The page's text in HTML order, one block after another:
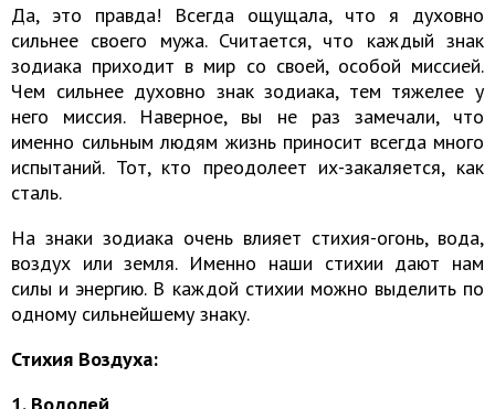
Да, это правда! Всегда ощущала, что я духовно
сильнее своего мужа. Считается, что каждый знак
зодиака приходит в мир со своей, особой миссией.
Чем сильнее духовно знак зодиака, тем тяжелее у
него миссия. Наверное, вы не раз замечали, что
именно сильным людям жизнь приносит всегда много
испытаний. Тот, кто преодолеет их-закаляется, как
сталь.
На знаки зодиака очень влияет стихия-огонь, вода,
воздух или земля. Именно наши стихии дают нам
силы и энергию. В каждой стихии можно выделить по
одному сильнейшему знаку.
Стихия Воздуха:
1. Водолей